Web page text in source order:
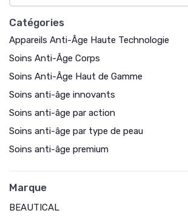
Catégories
Appareils Anti-Âge Haute Technologie
Soins Anti-Âge Corps
Soins Anti-Âge Haut de Gamme
Soins anti-âge innovants
Soins anti-âge par action
Soins anti-âge par type de peau
Soins anti-âge premium
Marque
BEAUTICAL